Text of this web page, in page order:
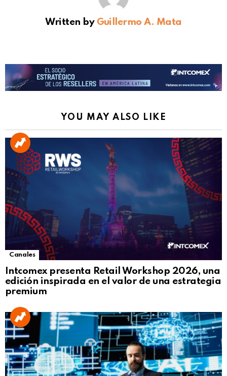
Written by Guillermo A. Mata
YOU MAY ALSO LIKE
Canales
Intcomex presenta Retail Workshop 2026, una
edición inspirada en el valor de una estrategia
premium